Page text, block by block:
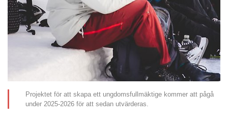
Projektet för att skapa ett ungdomsfullmäktige kommer att pågå
under 2025-2026 för att sedan utvärderas.